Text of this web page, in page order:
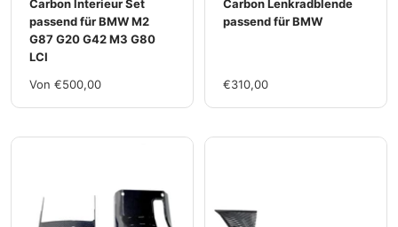
Carbon lnterieur Set
passend für BMW M2
G87 G20 G42 M3 G80
LCI
Im
Von €500,00
Carbon Lenkradblende
passend für BMW
Im
€310,00